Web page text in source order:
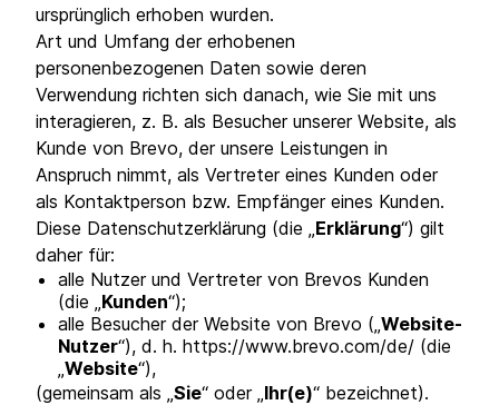
ursprünglich erhoben wurden.
Art und Umfang der erhobenen
personenbezogenen Daten sowie deren
Verwendung richten sich danach, wie Sie mit uns
interagieren, z. B. als Besucher unserer Website, als
Kunde von Brevo, der unsere Leistungen in
Anspruch nimmt, als Vertreter eines Kunden oder
als Kontaktperson bzw. Empfänger eines Kunden.
Diese Datenschutzerklärung (die „Erklärung“) gilt
daher für:
alle Nutzer und Vertreter von Brevos Kunden
(die „Kunden“);
alle Besucher der Website von Brevo („Website-
Nutzer“), d. h. https://www.brevo.com/de/ (die
„Website“),
(gemeinsam als „Sie“ oder „Ihr(e)“ bezeichnet).